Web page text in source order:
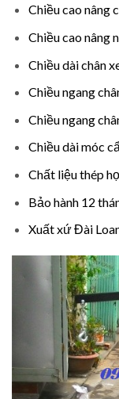
Chiều cao nâng
Chiều cao nâng
Chiều dài chân
Chiều ngang
Chiều ngang
Chiều dài móc
Chất liệu thép
Bảo hành 12
Xuất xứ Đài